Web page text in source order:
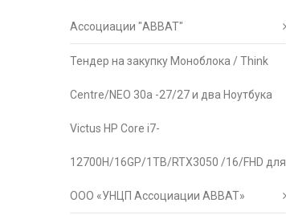
Ассоциации "АВВАТ"
Тендер на закупку Моноблока / Think
Centre/NEO 30a -27/27 и два Ноутбука
Victus HP Core i7-
12700H/16GP/1TB/RTX3050 /16/FHD для
ООО «УНЦП Ассоциации АВВАТ»